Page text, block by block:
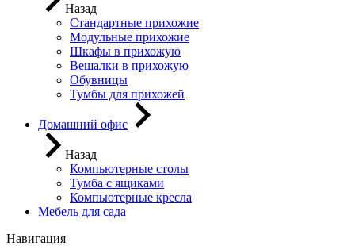
Назад
Стандартные прихожие
Модульные прихожие
Шкафы в прихожую
Вешалки в прихожую
Обувницы
Тумбы для прихожей
Домашний офис
Назад
Компьютерные столы
Тумба с ящиками
Компьютерные кресла
Мебель для сада
Навигация